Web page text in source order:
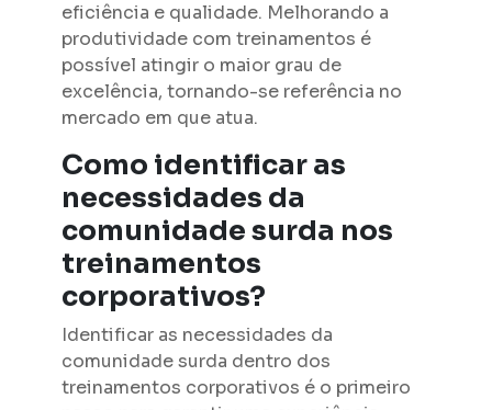
eficiência e qualidade. Melhorando a
produtividade com treinamentos é
possível atingir o maior grau de
excelência, tornando-se referência no
mercado em que atua.
Como identificar as
necessidades da
comunidade surda nos
treinamentos
corporativos?
Identificar as necessidades da
comunidade surda dentro dos
treinamentos corporativos é o primeiro